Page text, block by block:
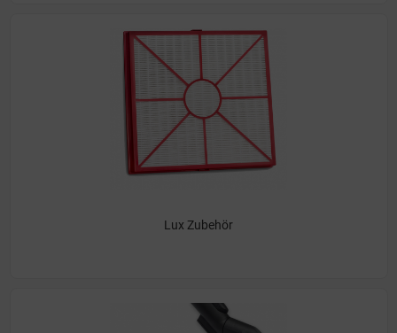
Lux Zubehör